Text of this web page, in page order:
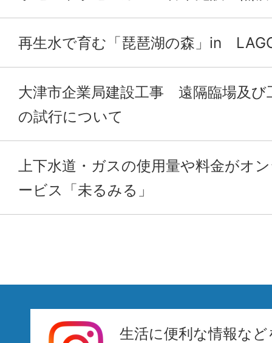
再生水で育む「琵琶湖の森」in
大津市企業局建設工事 遠隔臨場及び
の試行について
上下水道・ガスの使用量や料金がオ
ービス「未るみる」
生活に便利な情報な